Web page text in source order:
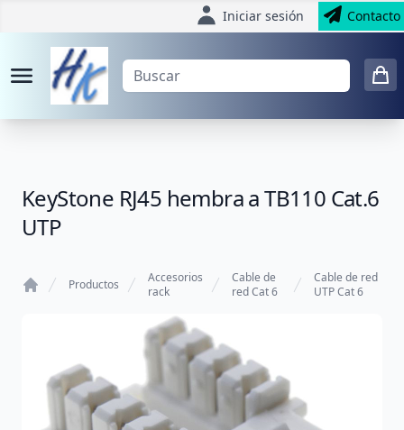
Iniciar sesión Contacto
KeyStone RJ45 hembra a TB110 Cat.6
UTP
Productos
Accesorios
rack
Cable de
red Cat 6
Cable de red
UTP Cat 6